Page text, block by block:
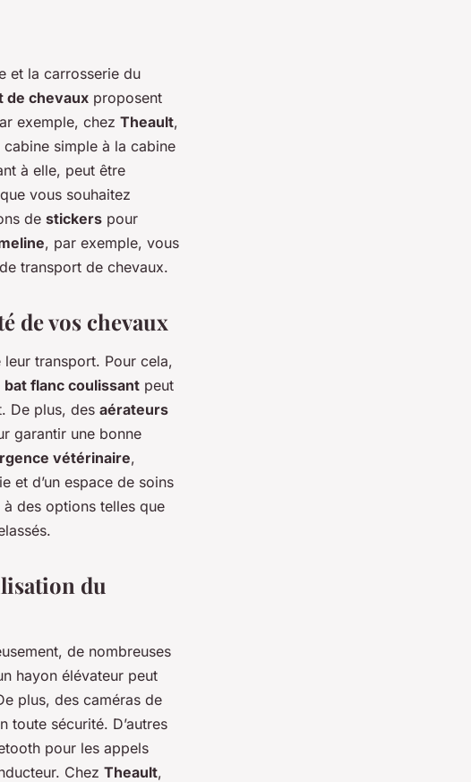
et la carrosserie du
de chevaux proposent
exemple, chez Theault,
simple à la cabine
à elle, peut être
vous souhaitez
de stickers pour
, par exemple, vous
transport de chevaux.
de vos chevaux
transport. Pour cela,
bat flanc coulissant peut
De plus, des aérateurs
garantir une bonne
vétérinaire,
et d’un espace de soins
des options telles que
du
de nombreuses
hayon élévateur peut
plus, des caméras de
sécurité. D’autres
pour les appels
Chez Theault,